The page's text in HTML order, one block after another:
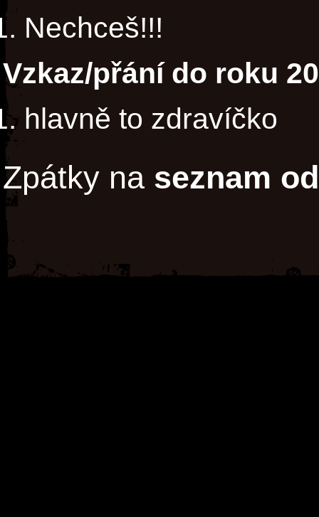
Nechceš!!!
Vzkaz/přání do roku
hlavně to zdravíčko
Zpátky na seznam